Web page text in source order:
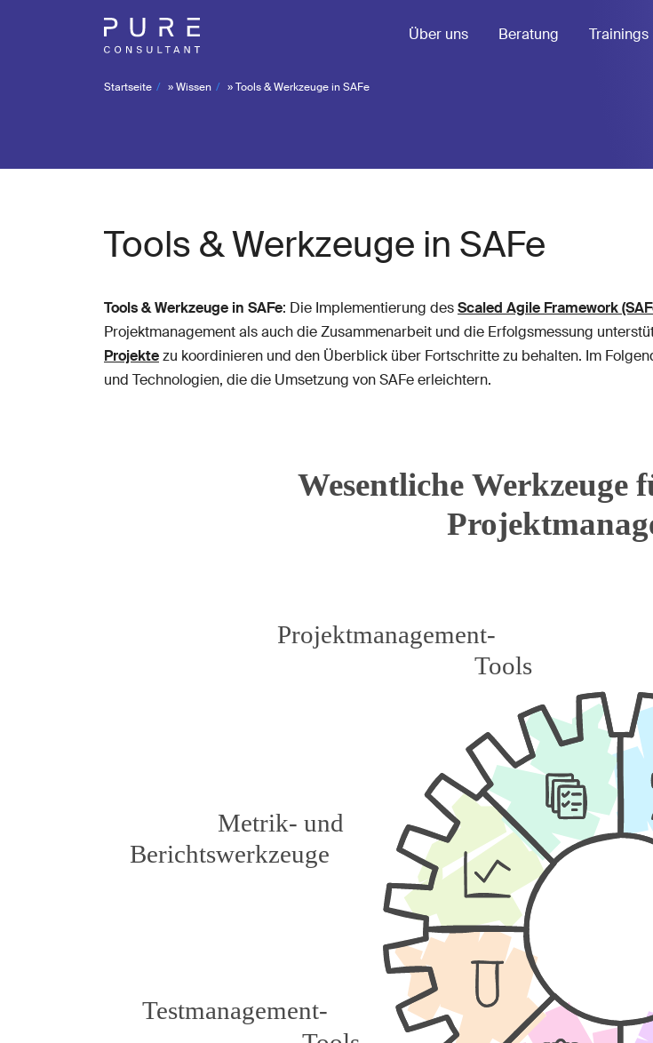
Über uns Beratung Trainings
Startseite »Wissen »Tools & Werkzeuge in SAFe
Tools & Werkzeuge in SAFe
Tools & Werkzeuge in SAFe: Die Implementierung desScaled Agile Framework
Projektmanagement als auch die Zusammenarbeit und die Erfolgsmessung
Projektezu koordinieren und den Überblick über Fortschritte zu behalten. Im
und Technologien, die die Umsetzung von SAFe erleichtern.